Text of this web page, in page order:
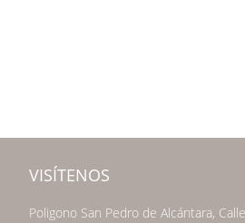
VISÍTENOS
Poligono San Pedro de Alcántara,